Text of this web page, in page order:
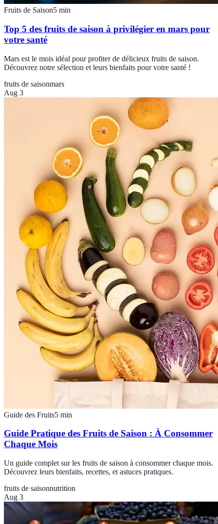
Fruits de Saison5 min
Top 5 des fruits de saison à privilégier en mars pour
votre santé
Mars est le mois idéal pour profiter de délicieux fruits de saison.
Découvrez notre sélection et leurs bienfaits pour votre santé !
fruits de saisonmars
Aug 3
Guide des Fruits5 min
Guide Pratique des Fruits de Saison : À Consommer
Chaque Mois
Un guide complet sur les fruits de saison à consommer chaque mois.
Découvrez leurs bienfaits, recettes, et astuces pratiques.
fruits de saisonnutrition
Aug 3